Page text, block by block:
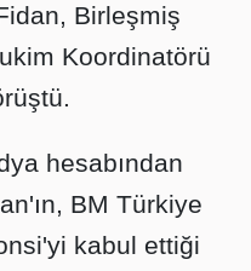
Birleşmiş
Koordinatörü
hesabından
BM Türkiye
kabul ettiği